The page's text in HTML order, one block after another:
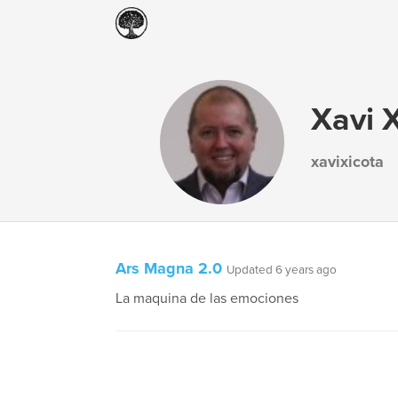
Xavi
xavixicota
Ars Magna 2.0 Updated 6 years ago
La maquina de las emociones